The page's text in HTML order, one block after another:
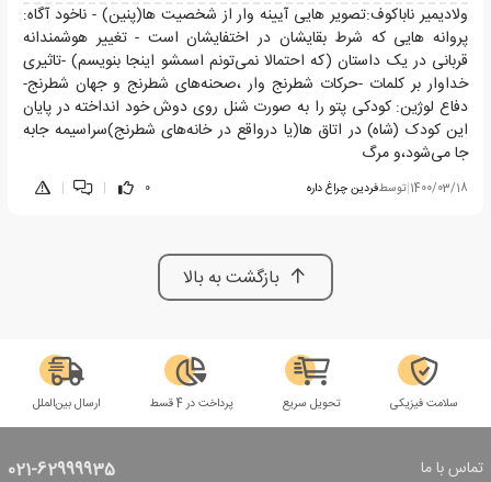
ولادیمیر ناباکوف:تصویر هایی آیینه وار از شخصیت ها(پنین) - ناخود آگاه:
پروانه هایی که شرط بقایشان در اختفایشان است - تغییر هوشمندانه
قربانی در یک داستان (که احتمالا نمی‌تونم اسمشو اینجا بنویسم) -تاثیری
خداوار بر کلمات -حرکات شطرنج وار ،صحنه‌های شطرنج و جهان شطرنج-
دفاع لوژین: کودکی پتو را به صورت شنل روی دوش خود انداخته در پایان
این کودک (شاه) در اتاق ها(یا درواقع در خانه‌های شطرنج)سراسیمه جابه
جا می‌شود،و مرگ
1400/03/18
|توسطفردین چراغ داره 0
|
|
بازگشت به بالا
سلامت فیزیکی تحویل سریع پرداخت در 4 قسط ارسال بین‌الملل
تماس با ما 021-62999935